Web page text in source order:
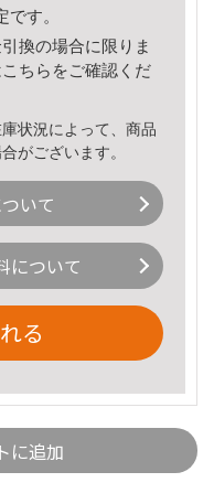
す。
換の場合に限りま
こちら をご確認くだ
状況によって、商品
がございます。
いて
について
る
に追加